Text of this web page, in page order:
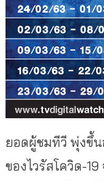
ยอดผู้ชมทีวี พุ่งขึ้น
ของไวรัสโควิด-